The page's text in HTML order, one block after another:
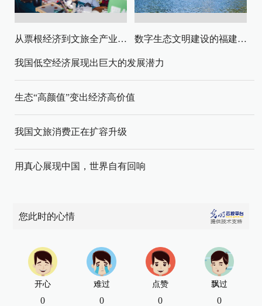
从票根经济到文旅全产业链升级 数字生态文明建设的福建路径与启示
我国低空经济展现出巨大的发展潜力
生态“高颜值”变出经济高价值
我国文旅消费正在扩容升级
用真心展现中国，世界自有回响
您此时的心情
开心
0
难过
0
点赞
0
飘过
0